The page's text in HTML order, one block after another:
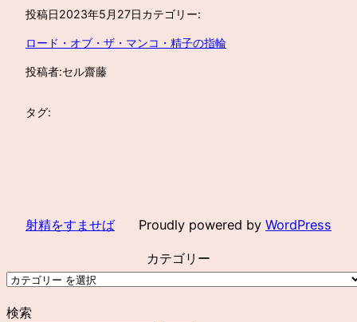
投稿日2023年5月27日カテゴリー:
ロード・オブ・ザ・マンコ・精子の指輪
投稿者:セル齋藤
タグ:
射精をすませば Proudly powered by WordPress
カテゴリー
検索